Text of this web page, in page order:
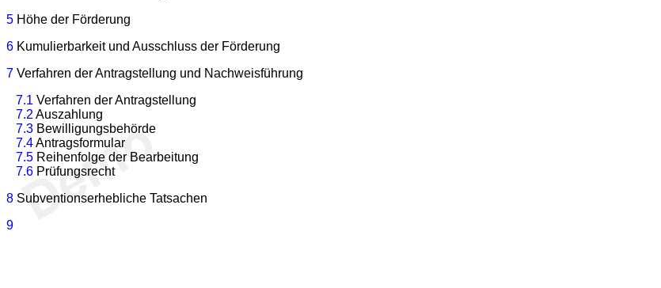
5 Höhe der Förderung
6 Kumulierbarkeit und Ausschluss der Förderung
7 Verfahren der Antragstellung und Nachweisführung
7.1 Verfahren der Antragstellung
7.2 Auszahlung
7.3 Bewilligungsbehörde
7.4Antragsformular
7.5 Reihenfolge der Bearbeitung
7.6 Prüfungsrecht
8 Subventionserhebliche Tatsachen
9